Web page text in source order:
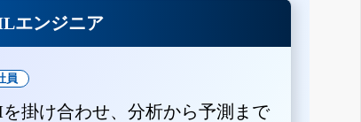
エンジニア
員
掛け合わせ、分析から予測まで